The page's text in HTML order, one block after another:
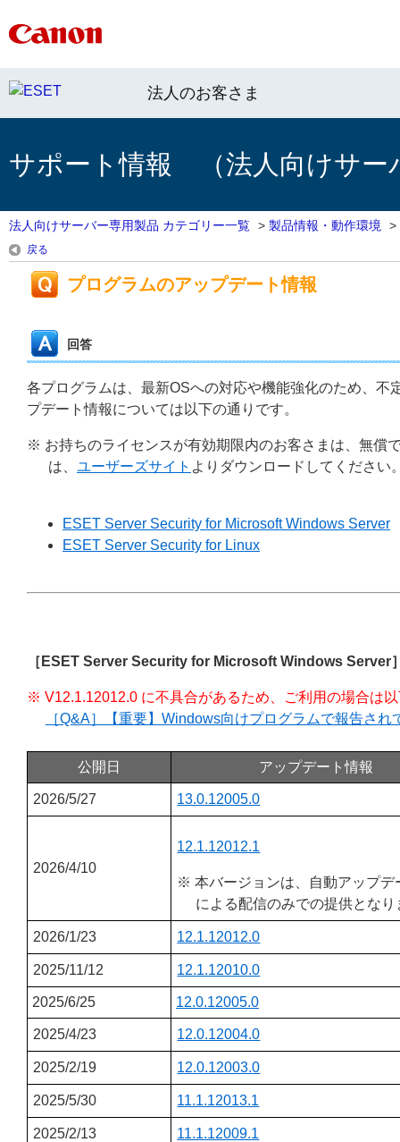
法人のお客さま
サポート情報 （法人向けサー
法人向けサーバー専用製品 カテゴリー一覧 > 製品情報・動作環境 >
戻る
プログラムのアップデート情報
回答
各プログラムは、最新OSへの対応や機能強化のため、
プデート情報については以下の通りです。
※ お持ちのライセンスが有効期限内のお客さまは、無償
は、 ユーザーズサイト よりダウンロードしてください
ESET Server Security for Microsoft Windows Server
ESET Server Security for Linux
［ESET Server Security for Microsoft Windows Server
※ V12.1.12012.0 に不具合があるため、ご利用の場合は
［Q&A］【重要】Windows向けプログラムで報告さ
公開日 アップデート情報
2026/5/27 13.0.12005.0
2026/4/10
12.1.12012.1
※ 本バージョンは、自動アップデ
による配信のみでの提供となり
2026/1/23 12.1.12012.0
2025/11/12 12.1.12010.0
2025/6/25 12.0.12005.0
2025/4/23 12.0.12004.0
2025/2/19 12.0.12003.0
2025/5/30 11.1.12013.1
2025/2/13 11.1.12009.1